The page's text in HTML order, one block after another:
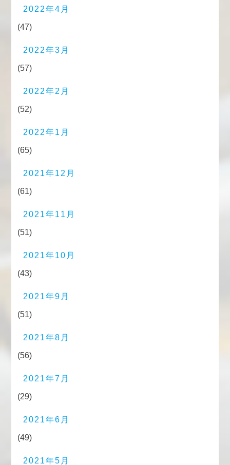
2022年4月
(47)
2022年3月
(57)
2022年2月
(52)
2022年1月
(65)
2021年12月
(61)
2021年11月
(51)
2021年10月
(43)
2021年9月
(51)
2021年8月
(56)
2021年7月
(29)
2021年6月
(49)
2021年5月